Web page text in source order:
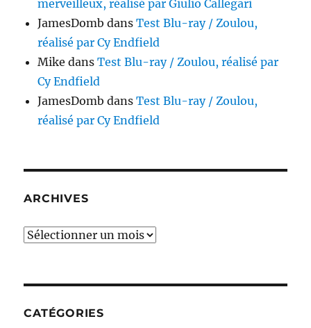
merveilleux, réalisé par Giulio Callegari
JamesDomb dansTest Blu-ray / Zoulou,
réalisé par Cy Endfield
Mike dansTest Blu-ray / Zoulou, réalisé par
Cy Endfield
JamesDomb dansTest Blu-ray / Zoulou,
réalisé par Cy Endfield
ARCHIVES
Archives
CATÉGORIES